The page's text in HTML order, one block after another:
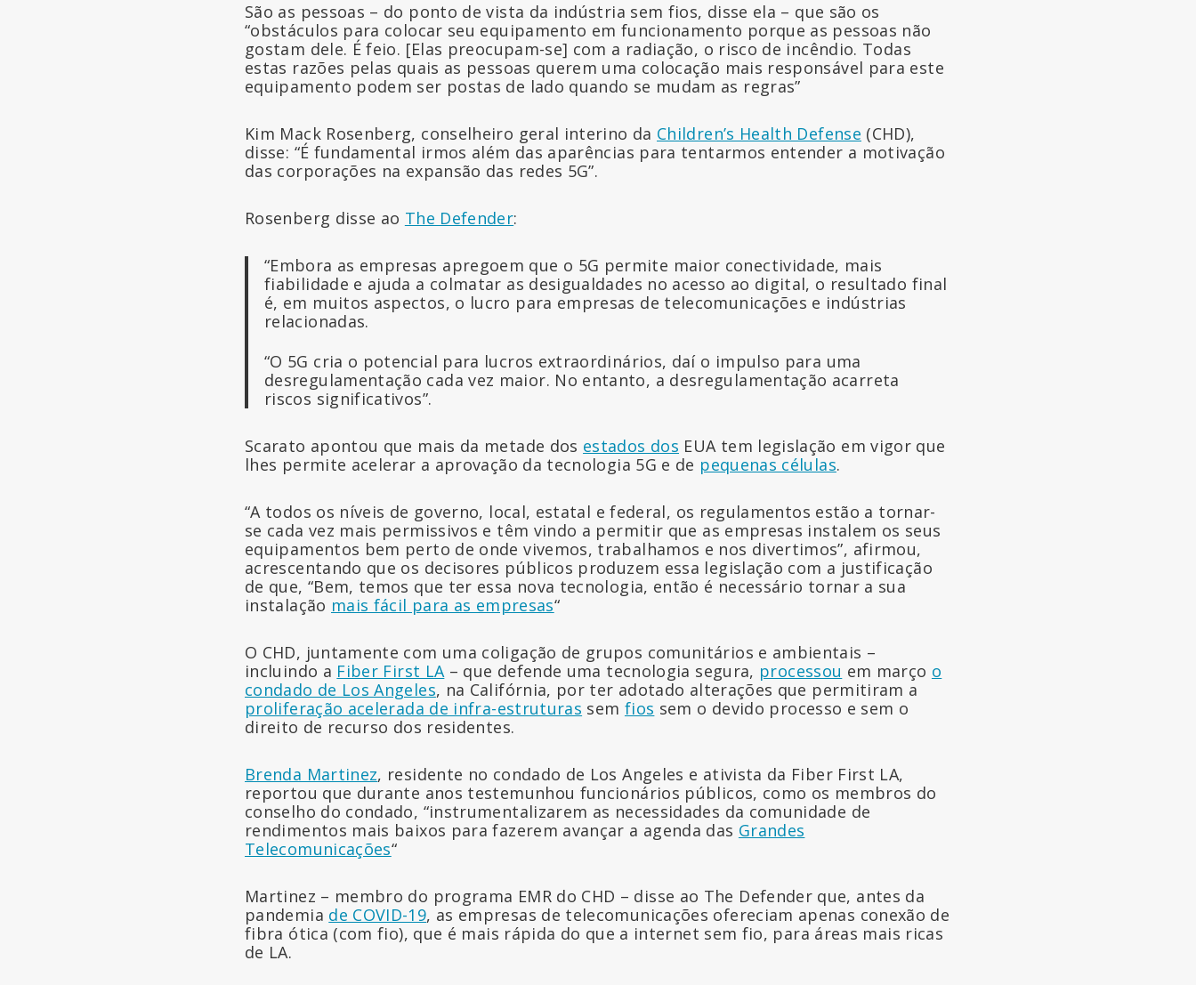
São as pessoas – do ponto de vista da indústria sem fios, disse ela – que são os
“obstáculos para colocar seu equipamento em funcionamento porque as pessoas não
gostam dele. É feio. [Elas preocupam-se] com a radiação, o risco de incêndio. Todas
estas razões pelas quais as pessoas querem uma colocação mais responsável para este
equipamento podem ser postas de lado quando se mudam as regras”
Kim Mack Rosenberg, conselheiro geral interino da Children’s Health Defense (CHD),
disse: “É fundamental irmos além das aparências para tentarmos entender a motivação
das corporações na expansão das redes 5G”.
Rosenberg disse ao The Defender:
“Embora as empresas apregoem que o 5G permite maior conectividade, mais
fiabilidade e ajuda a colmatar as desigualdades no acesso ao digital, o resultado final
é, em muitos aspectos, o lucro para empresas de telecomunicações e indústrias
relacionadas.
“O 5G cria o potencial para lucros extraordinários, daí o impulso para uma
desregulamentação cada vez maior. No entanto, a desregulamentação acarreta
riscos significativos”.
Scarato apontou que mais da metade dos estados dos EUA tem legislação em vigor que
lhes permite acelerar a aprovação da tecnologia 5G e de pequenas células.
“A todos os níveis de governo, local, estatal e federal, os regulamentos estão a tornar-
se cada vez mais permissivos e têm vindo a permitir que as empresas instalem os seus
equipamentos bem perto de onde vivemos, trabalhamos e nos divertimos”, afirmou,
acrescentando que os decisores públicos produzem essa legislação com a justificação
de que, “Bem, temos que ter essa nova tecnologia, então é necessário tornar a sua
instalação mais fácil para as empresas“
O CHD, juntamente com uma coligação de grupos comunitários e ambientais –
incluindo a Fiber First LA– que defende uma tecnologia segura, processou em março o
condado de Los Angeles, na Califórnia, por ter adotado alterações que permitiram a
proliferação acelerada de infra-estruturas sem fios sem o devido processo e sem o
direito de recurso dos residentes.
Brenda Martinez, residente no condado de Los Angeles e ativista da Fiber First LA,
reportou que durante anos testemunhou funcionários públicos, como os membros do
conselho do condado, “instrumentalizarem as necessidades da comunidade de
rendimentos mais baixos para fazerem avançar a agenda das Grandes
Telecomunicações“
Martinez – membro do programa EMR do CHD – disse ao The Defender que, antes da
pandemia de COVID-19, as empresas de telecomunicações ofereciam apenas conexão de
fibra ótica (com fio), que é mais rápida do que a internet sem fio, para áreas mais ricas
de LA.